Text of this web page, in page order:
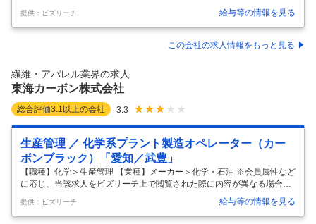
際に内容が異なる場合があります 【会社概要】 丸井織物株式会社は、
「まだない答えを、織りあげる。」をスローガンにオンリーワンの製
品・サービスを創造する企業です。 合成繊維による「高機能・高品質な
テキスタイル」を提供する衣料事業、および産業資材事業を展開してお
ナルグッズTシャツ制作サービス「UP-T」のほか、有名アーティストと
のコラボ商品のプロデュース・制作など、新しい業態を創出し続けてお
ります。…
提供：ビズリーチ 給与等の情報を見る
この会社の求人情報をもっと見る
繊維・アパレル業界の求人
東海カーボン株式会社
総合評価3.1 以上の会社 3.3
生産管理 ／ 化学系プラント製造オペレーター（カー
ボンブラック）「愛知／武豊」
【職種】化学＞生産管理 【業種】メーカー＞化学・石油 ※会員属性など
に応じ、当該求人をビズリーチ上で閲覧された際に内容が異なる場合が
あります ＜期待する役割＞ 当社のカーボンブラック事業部 知多工場
（愛知県知多郡武豊町）にて、カーボンブラック製造プラントの運転業
務（三交替勤務）をお願いいたします。 ＜職務内容＞ ≪カーボンブラッ
提供：ビズリーチ 給与等の情報を見る